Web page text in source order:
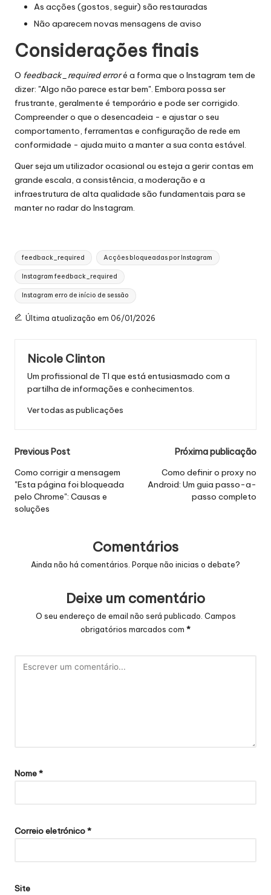
As acções (gostos, seguir) são restauradas
Não aparecem novas mensagens de aviso
Considerações finais
O feedback_required erroré a forma que o Instagram tem de
dizer: "Algo não parece estar bem". Embora possa ser
frustrante, geralmente é temporário e pode ser corrigido.
Compreender o que o desencadeia - e ajustar o seu
comportamento, ferramentas e configuração de rede em
conformidade - ajuda muito a manter a sua conta estável.
Quer seja um utilizador ocasional ou esteja a gerir contas em
grande escala, a consistência, a moderação e a
infraestrutura de alta qualidade são fundamentais para se
manter no radar do Instagram.
Etiquetas:
feedback_required Acções bloqueadas por Instagram
Instagram feedback_required
Instagram erro de início de sessão
Última atualização em 06/01/2026
Nicole Clinton
Um profissional de TI que está entusiasmado com a
partilha de informações e conhecimentos.
Ver todas as publicações
Navegação
posterior
Previous Post
Como corrigir a mensagem
"Esta página foi bloqueada
pelo Chrome": Causas e
soluções
Próxima publicação
Como definir o proxy no
Android: Um guia passo-a-
passo completo
Comentários
Ainda não há comentários. Porque não inicias o debate?
Deixe um comentário
O seu endereço de email não será publicado. Campos
obrigatórios marcados com *
Nome*
Correio eletrónico*
Site